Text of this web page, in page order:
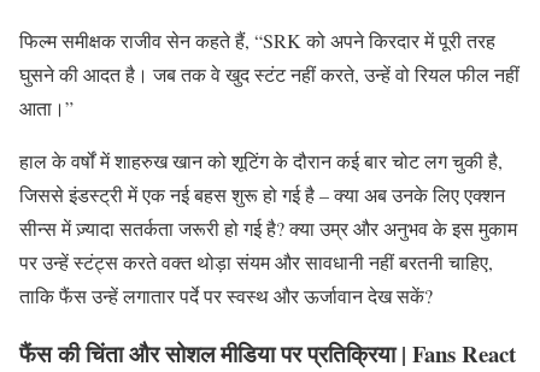
फिल्म समीक्षक राजीव सेन कहते हैं, “SRK को अपने किरदार में पूरी तरह
घुसने की आदत है। जब तक वे खुद स्टंट नहीं करते, उन्हें वो रियल फील नहीं
आता।”
हाल के वर्षों में शाहरुख खान को शूटिंग के दौरान कई बार चोट लग चुकी है,
जिससे इंडस्ट्री में एक नई बहस शुरू हो गई है – क्या अब उनके लिए एक्शन
सीन्स में ज़्यादा सतर्कता जरूरी हो गई है? क्या उम्र और अनुभव के इस मुकाम
पर उन्हें स्टंट्स करते वक्त थोड़ा संयम और सावधानी नहीं बरतनी चाहिए,
ताकि फैंस उन्हें लगातार पर्दे पर स्वस्थ और ऊर्जावान देख सकें?
फैंस की चिंता और सोशल मीडिया पर प्रतिक्रिया | Fans React